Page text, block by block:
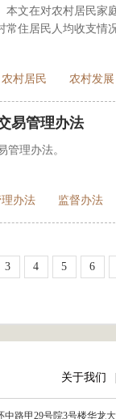
本文在对农村居民
常住居民人均收支情
农村居民 农村发展
易管理办法
管理办法。
办法 监督办法
3 4 5 6
关于我们
路甲29号院3号楼华龙